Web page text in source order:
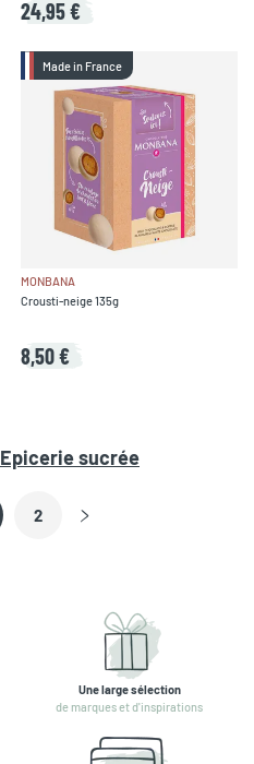
24,95 €
Made in France
MONBANA
Crousti-neige 135g
8,50 €
Epicerie sucrée
2
Une large sélection
de marques et d'inspirations